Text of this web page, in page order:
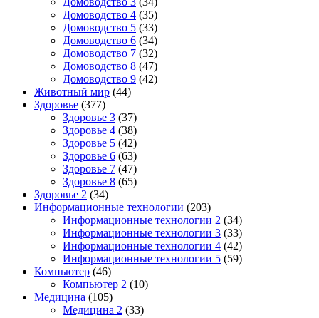
Домоводство 4 (35)
Домоводство 5 (33)
Домоводство 6 (34)
Домоводство 7 (32)
Домоводство 8 (47)
Домоводство 9 (42)
Животный мир (44)
Здоровье (377)
Здоровье 3 (37)
Здоровье 4 (38)
Здоровье 5 (42)
Здоровье 6 (63)
Здоровье 7 (47)
Здоровье 8 (65)
Здоровье 2 (34)
Информационные технологии (203)
Информационные технологии 2 (34)
Информационные технологии 3 (33)
Информационные технологии 4 (42)
Информационные технологии 5 (59)
Компьютер (46)
Компьютер 2 (10)
Медицина (105)
Медицина 2 (33)